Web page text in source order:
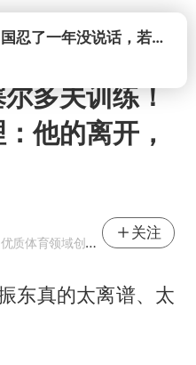
打开牺牲两个战士，中国忍了一年没说话，若菲律宾死了人，他会开战吗
多夫训练！
他的离开，
优质体育领域创作者
关注
东真的太离谱、太